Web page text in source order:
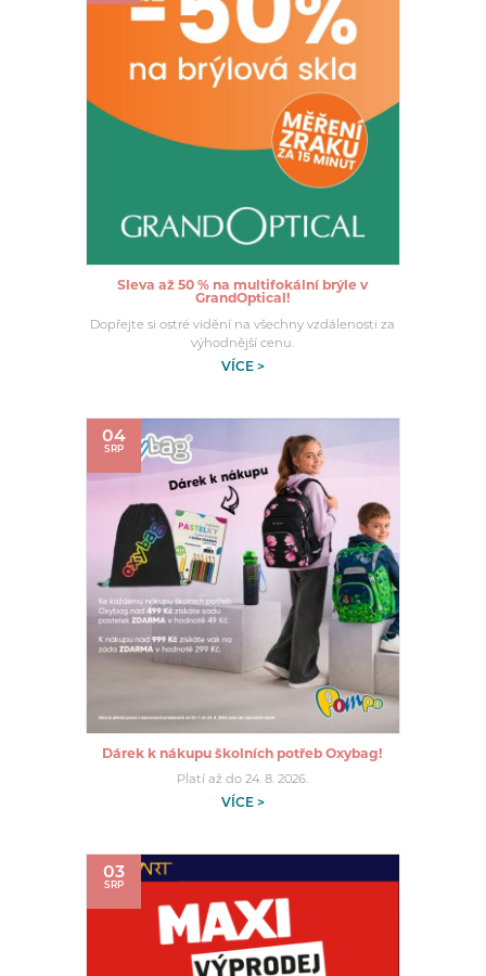
Sleva až 50 % na multifokální brýle v
GrandOptical!
Dopřejte si ostré vidění na všechny vzdálenosti za
výhodnější cenu.
VÍCE >
04
SRP
Dárek k nákupu školních potřeb Oxybag!
Platí až do 24. 8. 2026.
VÍCE >
03
SRP